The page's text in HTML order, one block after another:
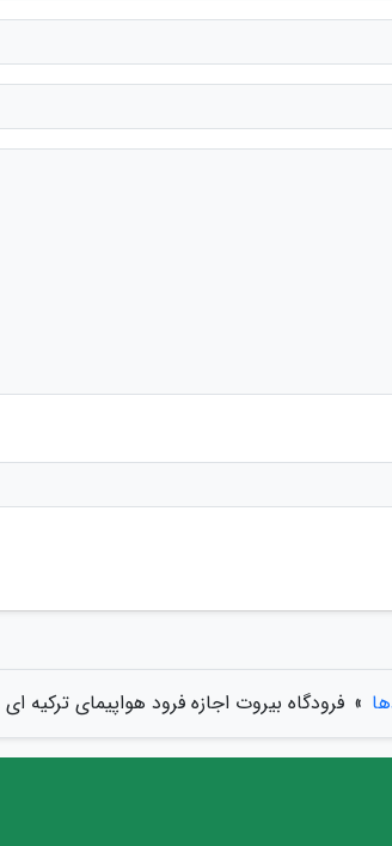
» فرودگاه بیروت اجازه فرود هواپیمای ترکیه ای